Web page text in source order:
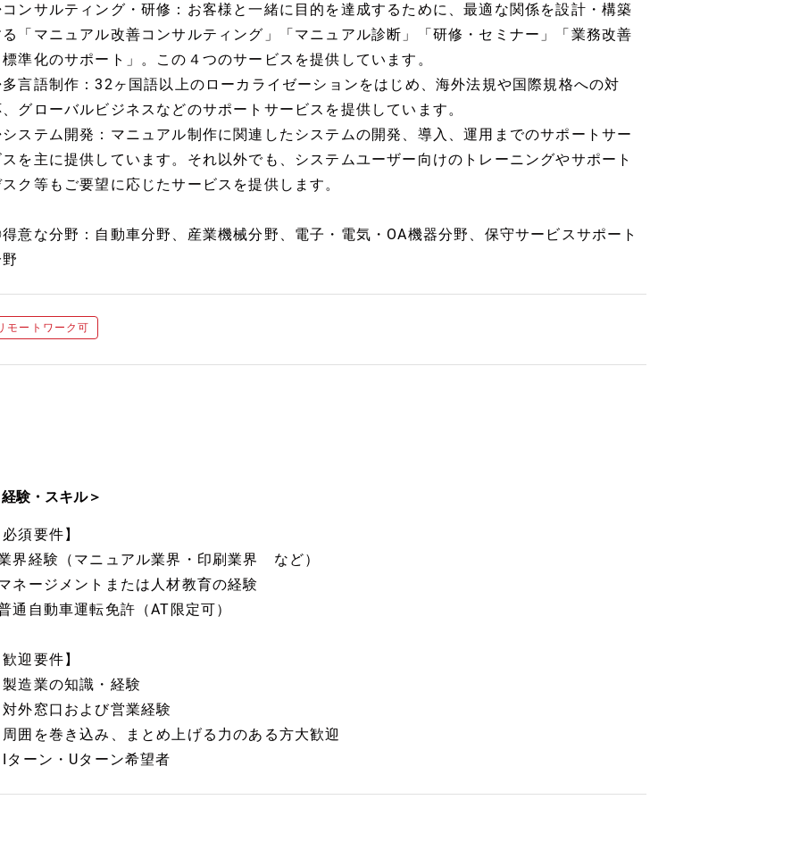
ンサルティング・研修：お客様と一緒に目的を達成するために、最適な関係を設計・構築
「マニュアル改善コンサルティング」「マニュアル診断」「研修・セミナー」「業務改善
準化のサポート」。この４つのサービスを提供しています。
言語制作：32ヶ国語以上のローカライゼーションをはじめ、海外法規や国際規格への対
グローバルビジネスなどのサポートサービスを提供しています。
ステム開発：マニュアル制作に関連したシステムの開発、導入、運用までのサポートサー
を主に提供しています。それ以外でも、システムユーザー向けのトレーニングやサポート
ク等もご要望に応じたサービスを提供します。
意な分野：自動車分野、産業機械分野、電子・電気・OA機器分野、保守サービスサポート
モートワーク可
験・スキル＞
須要件】
界経験（マニュアル業界・印刷業界 など）
ネージメントまたは人材教育の経験
通自動車運転免許（AT限定可）
迎要件】
造業の知識・経験
外窓口および営業経験
囲を巻き込み、まとめ上げる力のある方大歓迎
ーン・Uターン希望者